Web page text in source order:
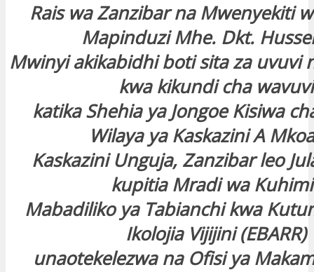
Rais wa Zanzibar na Mwenyekiti
Mapinduzi Mhe. Dkt.
Mwinyi akikabidhi boti sita za uvuvi
kwa kikundi cha wavuvi
katika Shehia ya Jongoe Kisiwa
Wilaya ya Kaskazini A
Kaskazini Unguja, Zanzibar leo
kupitia Mradi wa
Mabadiliko ya Tabianchi kwa
Ikolojia Vijijini (EBARR)
unaotekelezwa na Ofisi ya